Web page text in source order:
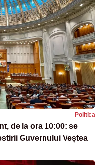
Politica
de la ora 10:00: se
Guvernului Veștea